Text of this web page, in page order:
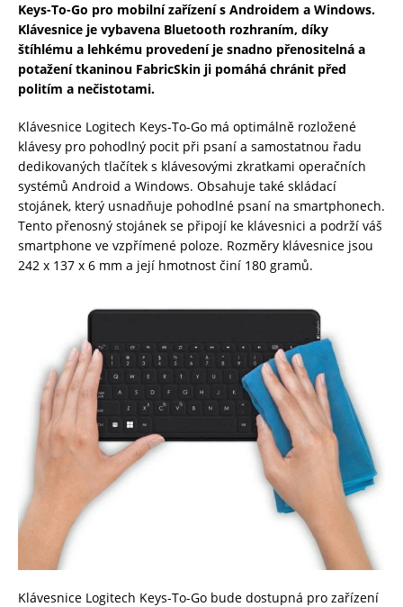
Keys-To-Go pro mobilní zařízení s Androidem a Windows.
Klávesnice je vybavena Bluetooth rozhraním, díky
štíhlému a lehkému provedení je snadno přenositelná a
potažení tkaninou FabricSkin ji pomáhá chránit před
politím a nečistotami.
Klávesnice Logitech Keys-To-Go má optimálně rozložené
klávesy pro pohodlný pocit při psaní a samostatnou řadu
dedikovaných tlačítek s klávesovými zkratkami operačních
systémů Android a Windows. Obsahuje také skládací
stojánek, který usnadňuje pohodlné psaní na smartphonech.
Tento přenosný stojánek se připojí ke klávesnici a podrží váš
smartphone ve vzpřímené poloze. Rozměry klávesnice jsou
242 x 137 x 6 mm a její hmotnost činí 180 gramů.
Klávesnice Logitech Keys-To-Go bude dostupná pro zařízení